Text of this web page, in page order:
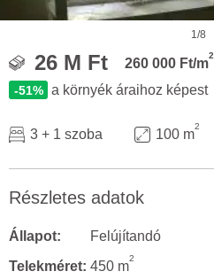
1/8
26 M Ft 260 000 Ft/m
2
-51% a környék áraihoz képest
3 + 1 szoba 100 m
2
Részletes adatok
Állapot:
Felújítandó
Telekméret: 450 m
2